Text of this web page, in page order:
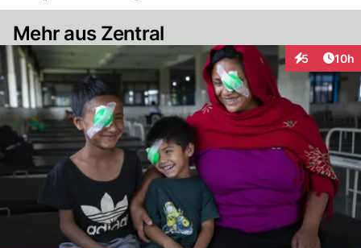
Mehr aus Zentral
5
Interaktionen
10h